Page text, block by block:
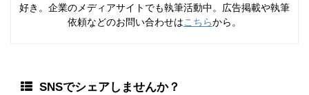
好き。企業のメディアサイトでも執筆活動中。広告掲載や執筆
依頼などのお問い合わせはこちらから。
SNSでシェアしませんか？